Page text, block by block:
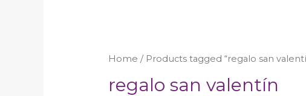
Home / Products tagged “regalo san
regalo san valentín